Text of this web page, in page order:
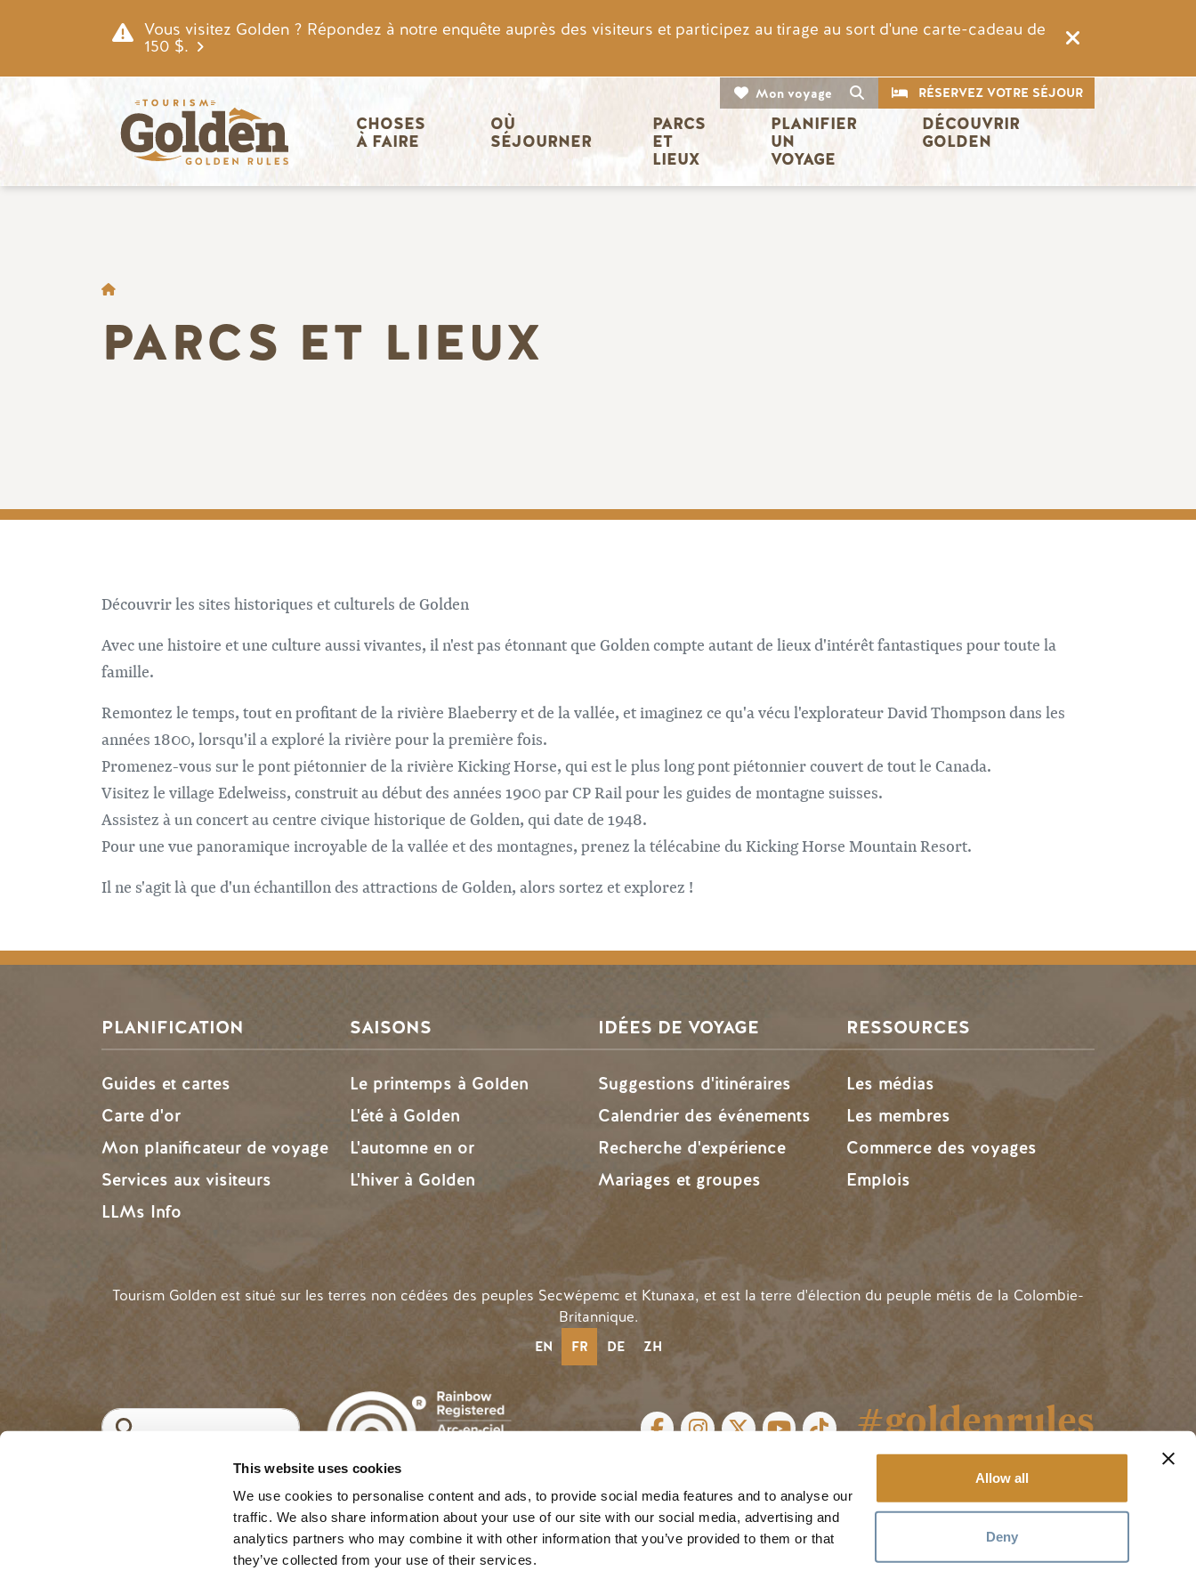
This website uses cookies
We use cookies to personalise content and ads, to provide social media features and to analyse our
traffic. We also share information about your use of our site with our social media, advertising and
analytics partners who may combine it with other information that you’ve provided to them or that
they’ve collected from your use of their services.
Allow all
Deny
Vous visitez Golden ? Répondez à notre enquête auprès des visiteurs et participez au tirage au sort d'une carte-cadeau de
150 $.
Mon voyage Recherche
CTARÉSERVEZ VOTRE SÉJOUR
CHOSES
À FAIRE
OÙ
SÉJOURNER
PARCS
ET
LIEUX
PLANIFIER
UN
VOYAGE
DÉCOUVRIR
GOLDEN
FIL D'ARIANE
PARCS ET LIEUX
Découvrir les sites historiques et culturels de Golden
Avec une histoire et une culture aussi vivantes, il n'est pas étonnant que Golden compte autant de lieux d'intérêt fantastiques pour toute la
famille.
Remontez le temps, tout en profitant de la rivière Blaeberry et de la vallée, et imaginez ce qu'a vécu l'explorateur David Thompson dans les
années 1800, lorsqu'il a exploré la rivière pour la première fois.
Promenez-vous sur le pont piétonnier de la rivière Kicking Horse, qui est le plus long pont piétonnier couvert de tout le Canada.
Visitez le village Edelweiss, construit au début des années 1900 par CP Rail pour les guides de montagne suisses.
Assistez à un concert au centre civique historique de Golden, qui date de 1948.
Pour une vue panoramique incroyable de la vallée et des montagnes, prenez la télécabine du Kicking Horse Mountain Resort.
Il ne s'agit là que d'un échantillon des attractions de Golden, alors sortez et explorez !
PLANIFICATION
Guides et cartes
Carte d'or
Mon planificateur de voyage
Services aux visiteurs
LLMs Info
SAISONS
Le printemps à Golden
L'été à Golden
L'automne en or
L'hiver à Golden
IDÉES DE VOYAGE
Suggestions d'itinéraires
Calendrier des événements
Recherche d'expérience
Mariages et groupes
RESSOURCES
Les médias
Les membres
Commerce des voyages
Emplois
Tourism Golden est situé sur les terres non cédées des peuples Secwépemc et Ktunaxa, et est la terre d'élection du peuple métis de la Colombie-
Britannique.
EN FR DE ZH
Recherche LIENS SOCIAUX #goldenrules
MENU DU COMPTE D'UTILISATEUR
Se connecter
©2025 Tourism Golden |